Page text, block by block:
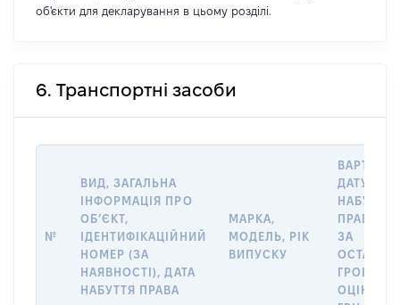
об'єкти для декларування в цьому розділі.
6. Транспортні засоби
№
ВИД, ЗАГАЛЬНА
ІНФОРМАЦІЯ ПРО
ОБʼЄКТ,
ІДЕНТИФІКАЦІЙНИЙ
НОМЕР (ЗА
НАЯВНОСТІ), ДАТА
НАБУТТЯ ПРАВА
МАРКА,
МОДЕЛЬ, РІК
ВИПУСКУ
ДАТУ
НАБУТТЯ
ПРАВА
ЗА